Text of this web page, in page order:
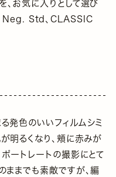
、お気に入りとして選び
Neg. Std、CLASSIC
発色のいいフィルムシミ
明るくなり、頬に赤みが
ポートレートの撮影にとて
ままでも素敵ですが、編